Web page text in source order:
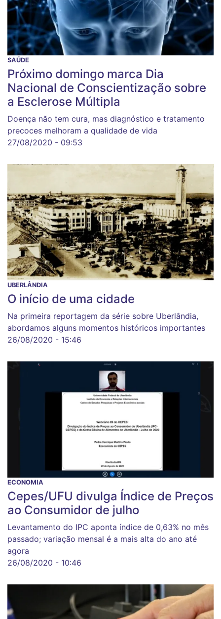
SAÚDE
Próximo domingo marca Dia
Nacional de Conscientização sobre
a Esclerose Múltipla
Doença não tem cura, mas diagnóstico e tratamento
precoces melhoram a qualidade de vida
27/08/2020 - 09:53
UBERLÂNDIA
O início de uma cidade
Na primeira reportagem da série sobre Uberlândia,
abordamos alguns momentos históricos importantes
26/08/2020 - 15:46
ECONOMIA
Cepes/UFU divulga Índice de Preços
ao Consumidor de julho
Levantamento do IPC aponta índice de 0,63% no mês
passado; variação mensal é a mais alta do ano até
agora
26/08/2020 - 10:46